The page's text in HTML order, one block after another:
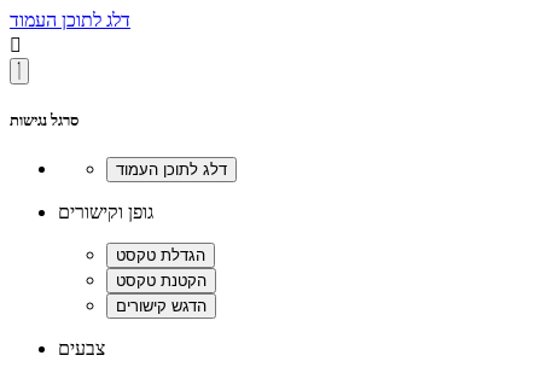
דלג לתוכן העמוד

סרגל נגישות
גופן וקישורים
צבעים